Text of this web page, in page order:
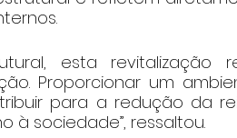
esta revitalização
Proporcionar um
para a redução da
à sociedade”, ressaltou.